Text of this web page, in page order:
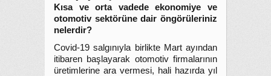
Kısa ve orta vadede ekonomiye ve
otomotiv sektörüne dair öngörüleriniz
nelerdir?
Covid-19 salgınıyla birlikte Mart ayından
itibaren başlayarak otomotiv firmalarının
üretimlerine ara vermesi, hali hazırda yıl